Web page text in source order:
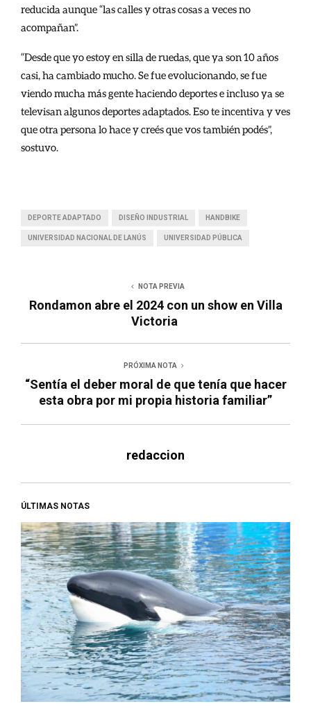
reducida aunque “las calles y otras cosas a veces no
acompañan”.
“Desde que yo estoy en silla de ruedas, que ya son 10 años
casi, ha cambiado mucho. Se fue evolucionando, se fue
viendo mucha más gente haciendo deportes e incluso ya se
televisan algunos deportes adaptados. Eso te incentiva y ves
que otra persona lo hace y creés que vos también podés”,
sostuvo.
DEPORTE ADAPTADO DISEÑO INDUSTRIAL HANDBIKE
UNIVERSIDAD NACIONAL DE LANÚS UNIVERSIDAD PÚBLICA
NOTA PREVIA
Rondamon abre el 2024 con un show en Villa
Victoria
PRÓXIMA NOTA
“Sentía el deber moral de que tenía que hacer
esta obra por mi propia historia familiar”
redaccion
ÚLTIMAS NOTAS